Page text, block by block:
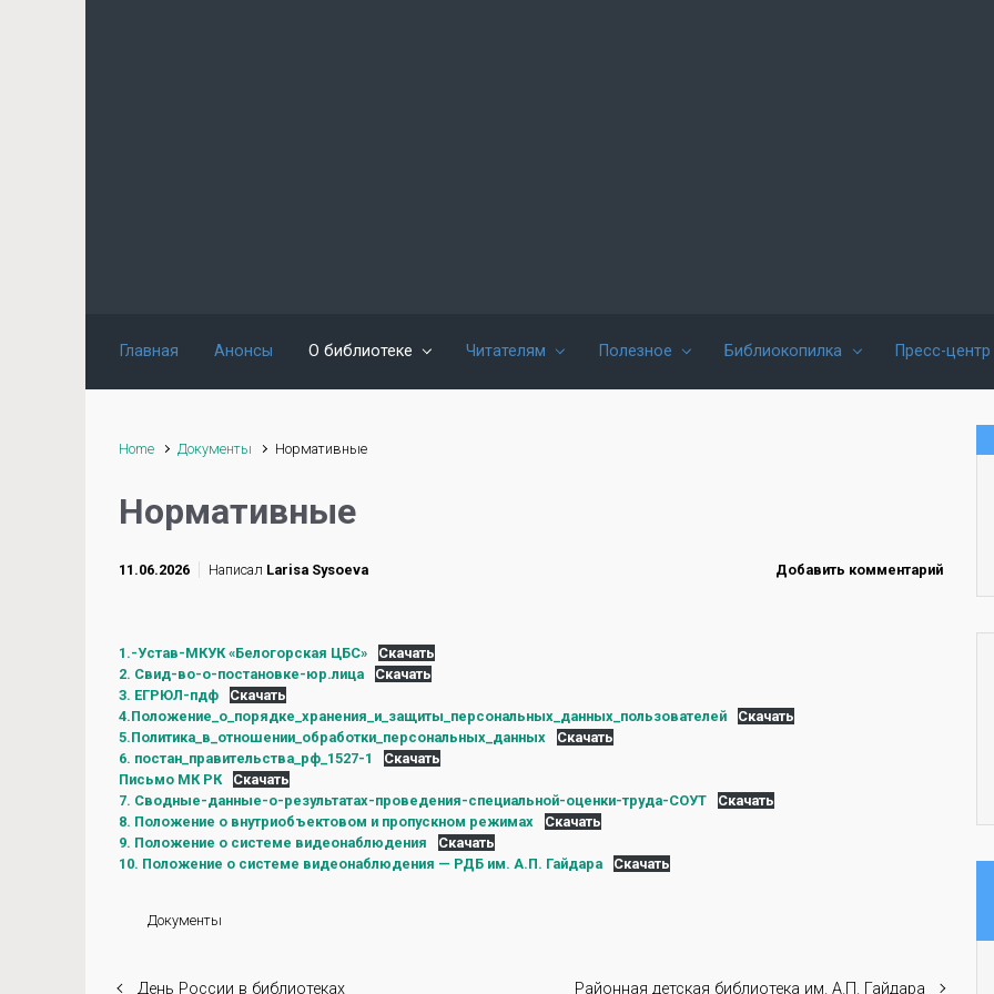
Главная Анонсы О библиотеке Читателям Полезное Библиокопилка Пресс-центр
Home Документы Нормативные
Нормативные
11.06.2026 Написал Larisa Sysoeva Добавить комментарий
1.-Устав-МКУК «Белогорская ЦБС»
Скачать
2. Свид-во-о-постановке-юр.лица
Скачать
3. ЕГРЮЛ-пдф
Скачать
4.Положение_о_порядке_хранения_и_защиты_персональных_данных_пользователей
Скачать
5.Политика_в_отношении_обработки_персональных_данных
Скачать
6. постан_правительства_рф_1527-1
Скачать
Письмо МК РК
Скачать
7. Сводные-данные-о-результатах-проведения-специальной-оценки-труда-СОУТ
Скачать
8. Положение о внутриобъектовом и пропускном режимах
Скачать
9. Положение о системе видеонаблюдения
Скачать
10. Положение о системе видеонаблюдения — РДБ им. А.П. Гайдара
Скачать
Документы
День России в библиотеках Районная детская библиотека им. А.П. Гайдара